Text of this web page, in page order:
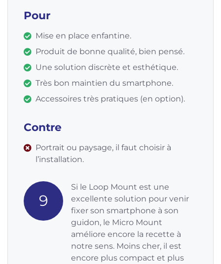
Pour
Mise en place enfantine.
Produit de bonne qualité, bien pensé.
Une solution discrète et esthétique.
Très bon maintien du smartphone.
Accessoires très pratiques (en option).
Contre
Portrait ou paysage, il faut choisir à
l’installation.
9
Si le Loop Mount est une
excellente solution pour venir
fixer son smartphone à son
guidon, le Micro Mount
améliore encore la recette à
notre sens. Moins cher, il est
encore plus compact et plus